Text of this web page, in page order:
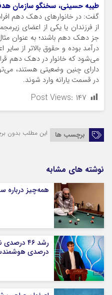
طیبه حسینی، سخنگو سازمان
گفت: در خانوارهای دهک دهم
از فرزندان یا یکی از اعضای
درآمد بوده و حقوق بالاتر از
می‌شود که خانوار در دهک دهم
دارای چنین وضعیتی هستند،
در قسمت یارانه وارد شوند.
Post Views: ۱۴۷
برچسب ها این مطلب بدون
نوشته های مشابه
همه‌چیز درباره
درصدی